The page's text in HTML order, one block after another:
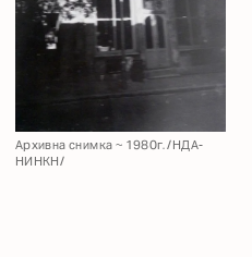
Архивна снимка ~ 1980г. /НДА-
НИНКН/